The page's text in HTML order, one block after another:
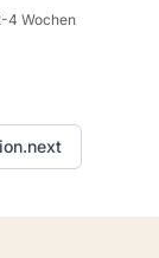
4 Wochen